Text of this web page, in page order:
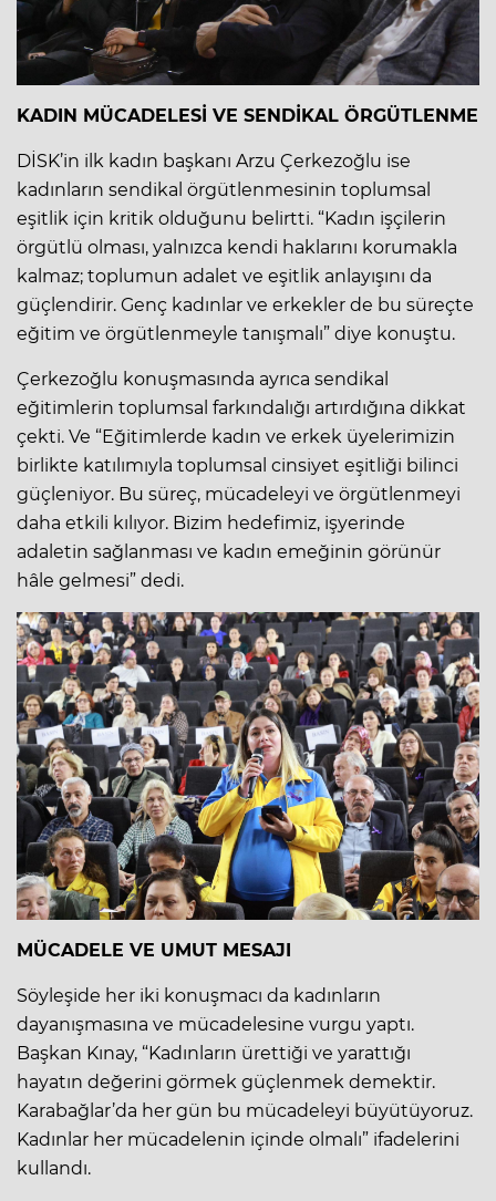
KADIN MÜCADELESİ VE SENDİKAL ÖRGÜTLENME
DİSK’in ilk kadın başkanı Arzu Çerkezoğlu ise
kadınların sendikal örgütlenmesinin toplumsal
eşitlik için kritik olduğunu belirtti. “Kadın işçilerin
örgütlü olması, yalnızca kendi haklarını korumakla
kalmaz; toplumun adalet ve eşitlik anlayışını da
güçlendirir. Genç kadınlar ve erkekler de bu süreçte
eğitim ve örgütlenmeyle tanışmalı” diye konuştu.
Çerkezoğlu konuşmasında ayrıca sendikal
eğitimlerin toplumsal farkındalığı artırdığına dikkat
çekti. Ve “Eğitimlerde kadın ve erkek üyelerimizin
birlikte katılımıyla toplumsal cinsiyet eşitliği bilinci
güçleniyor. Bu süreç, mücadeleyi ve örgütlenmeyi
daha etkili kılıyor. Bizim hedefimiz, işyerinde
adaletin sağlanması ve kadın emeğinin görünür
hâle gelmesi” dedi.
MÜCADELE VE UMUT MESAJI
Söyleşide her iki konuşmacı da kadınların
dayanışmasına ve mücadelesine vurgu yaptı.
Başkan Kınay, “Kadınların ürettiği ve yarattığı
hayatın değerini görmek güçlenmek demektir.
Karabağlar’da her gün bu mücadeleyi büyütüyoruz.
Kadınlar her mücadelenin içinde olmalı” ifadelerini
kullandı.